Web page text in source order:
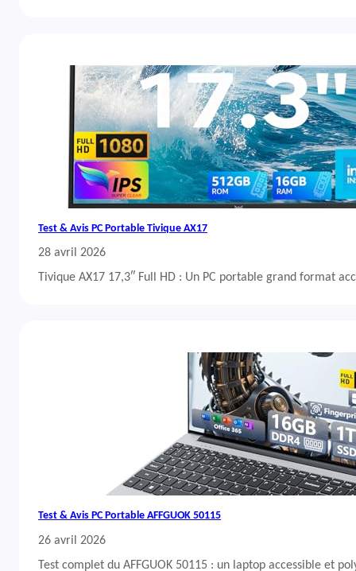
Test & Avis PC Portable Tivique AX17
28 avril 2026
Tivique AX17 17,3″ Full HD : Un PC portable grand format
Test & Avis PC Portable AFFGUOK 50115
26 avril 2026
Test complet du AFFGUOK 50115 : un laptop accessible